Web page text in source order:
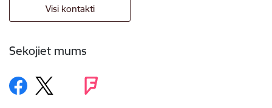
Visi kontakti
Sekojiet mums